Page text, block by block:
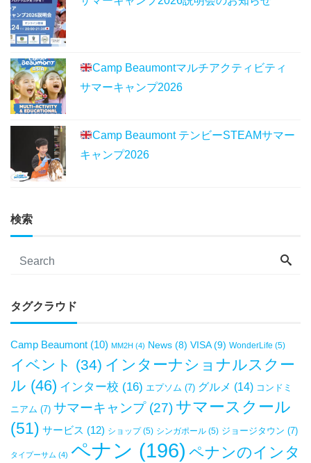
Camp Beaumontマルチアクティビティ
サマーキャンプ2026
Camp Beaumont テンビーSTEAMサマー
キャンプ2026
検索
タグクラウド
Camp Beaumont (10) MM2H (4) News (8) VISA(9) WonderLife (5)
イベント (34) インターナショナルスクー
ル (46) インター校 (16) エプソム (7) グルメ (14) コンドミ
ニアム (7) サマーキャンプ(27) サマースクール
(51) サービス (12) ショップ(5) シンガポール (5) ジョージタウン (7)
タイプーサム (4) ペナン (196) ペナンのインタ